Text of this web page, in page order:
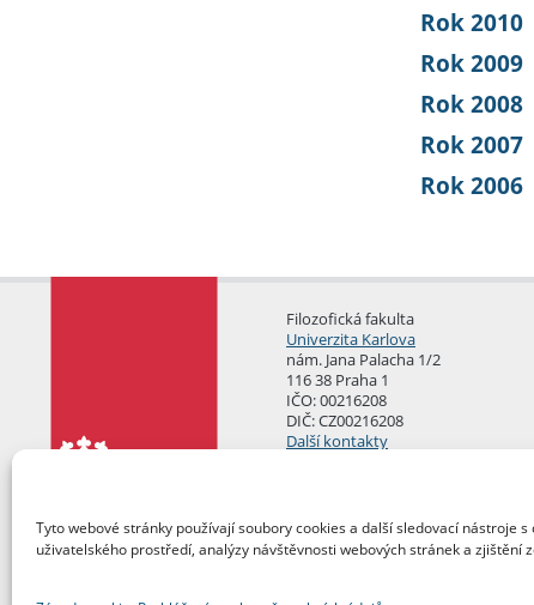
Tyto webové stránky používají soubory cookies a další sledovací nástroje s
uživatelského prostředí, analýzy návštěvnosti webových stránek a zjištění
Rok 2010
Rok 2009
Rok 2008
Rok 2007
Rok 2006
Filozofická fakulta
Univerzita Karlova
nám. Jana Palacha 1/2
116 38 Praha 1
IČO: 00216208
DIČ: CZ00216208
Další kontakty